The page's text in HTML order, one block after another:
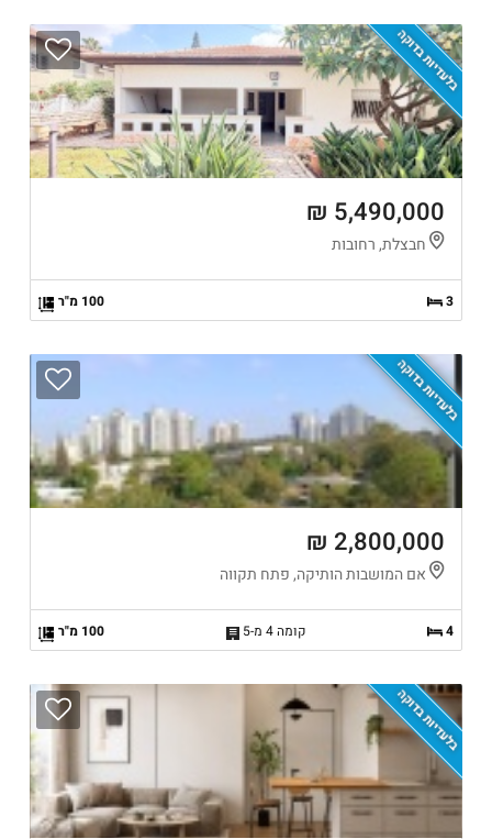
בלעדיות בדוקה
5,490,000 ₪
חבצלת, רחובות
3 100 מ"ר
בלעדיות בדוקה
2,800,000 ₪
אם המושבות הותיקה, פתח תקווה
4 קומה 4 מ-5 100 מ"ר
בלעדיות בדוקה